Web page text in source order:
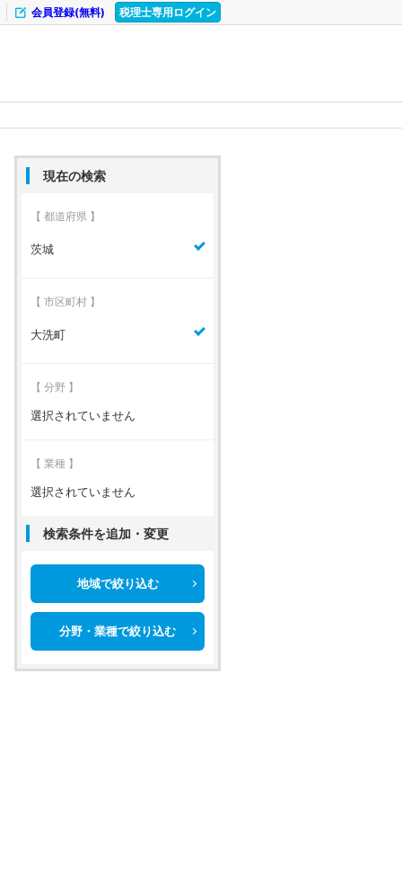
税理士専用ログイン
会員登録(無料)
現在の検索
【 都道府県 】
茨城
【 市区町村 】
大洗町
【 分野 】
選択されていません
【 業種 】
選択されていません
検索条件を追加・変更
地域で絞り込む
分野・業種で絞り込む